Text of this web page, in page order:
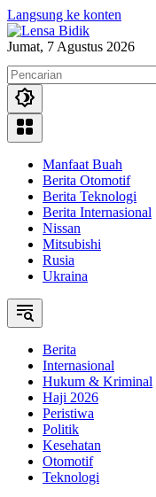
Langsung ke konten
Jumat, 7 Agustus 2026
Manfaat Buah
Berita Otomotif
Berita Teknologi
Berita Internasional
Nissan
Mitsubishi
Rusia
Ukraina
Berita
Internasional
Hukum & Kriminal
Haji 2026
Peristiwa
Politik
Kesehatan
Otomotif
Teknologi